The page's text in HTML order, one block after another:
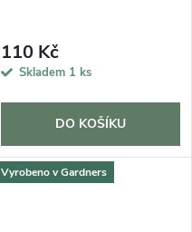
110 Kč
Skladem 1 ks
DO KOŠÍKU
Vyrobeno v Gardners